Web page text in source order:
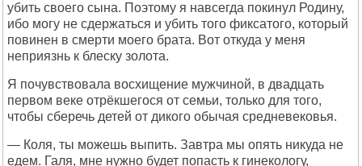
убить своего сына. Поэтому я навсегда покинул Родину,
ибо могу не сдержаться и убить того фиксатого, который
повинен в смерти моего брата. Вот откуда у меня
неприязнь к блеску золота.
Я почувствовала восхищение мужчиной, в двадцать
первом веке отрёкшегося от семьи, только для того,
чтобы сберечь детей от дикого обычая средневековья.
— Коля, ты можешь выпить. Завтра мы опять никуда не
едем. Галя, мне нужно будет попасть к гинекологу,